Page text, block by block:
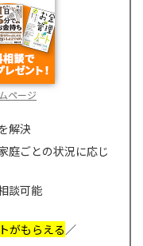
ページ
解決
庭ごとの状況に応じ
談可能
がもらえる／